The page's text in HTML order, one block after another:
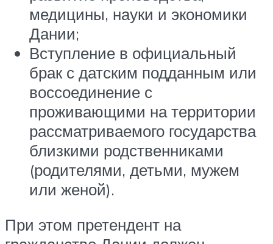
медицины, науки и экономики
Дании;
Вступление в официальный
брак с датским подданным или
воссоединение с
проживающими на территории
рассматриваемого государства
близкими родственниками
(родителями, детьми, мужем
или женой).
При этом претендент на